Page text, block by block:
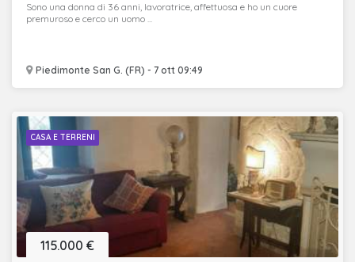
Piedimonte San G. (FR) - 7 ott 09:49
Sono una donna di 36 anni, lavoratrice, affettuosa e ho un cuore
premuroso e cerco un uomo ...
CASA E TERRENI
115.000 €